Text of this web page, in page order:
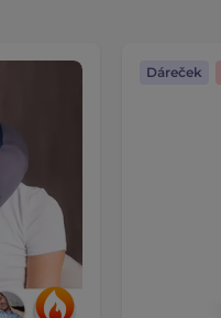
Dáreček